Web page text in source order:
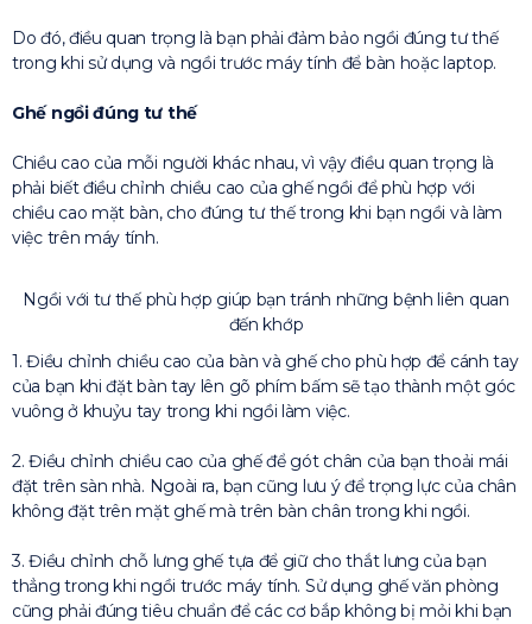
Do đó, điều quan trọng là bạn phải đảm bảo ngồi đúng tư thế
trong khi sử dụng và ngồi trước máy tính để bàn hoặc laptop.
Ghế ngồi đúng tư thế
Chiều cao của mỗi người khác nhau, vì vậy điều quan trọng là
phải biết điều chỉnh chiều cao của ghế ngồi để phù hợp với
chiều cao mặt bàn, cho đúng tư thế trong khi bạn ngồi và làm
việc trên máy tính.
Ngồi với tư thế phù hợp giúp bạn tránh những bệnh liên quan
đến khớp
1. Điều chỉnh chiều cao của bàn và ghế cho phù hợp để cánh tay
của bạn khi đặt bàn tay lên gõ phím bấm sẽ tạo thành một góc
vuông ở khuỷu tay trong khi ngồi làm việc.
2. Điều chỉnh chiều cao của ghế để gót chân của bạn thoải mái
đặt trên sàn nhà. Ngoài ra, bạn cũng lưu ý để trọng lực của chân
không đặt trên mặt ghế mà trên bàn chân trong khi ngồi.
3. Điều chỉnh chỗ lưng ghế tựa để giữ cho thắt lưng của bạn
thẳng trong khi ngồi trước máy tính. Sử dụng ghế văn phòng
cũng phải đúng tiêu chuẩn để các cơ bắp không bị mỏi khi bạn